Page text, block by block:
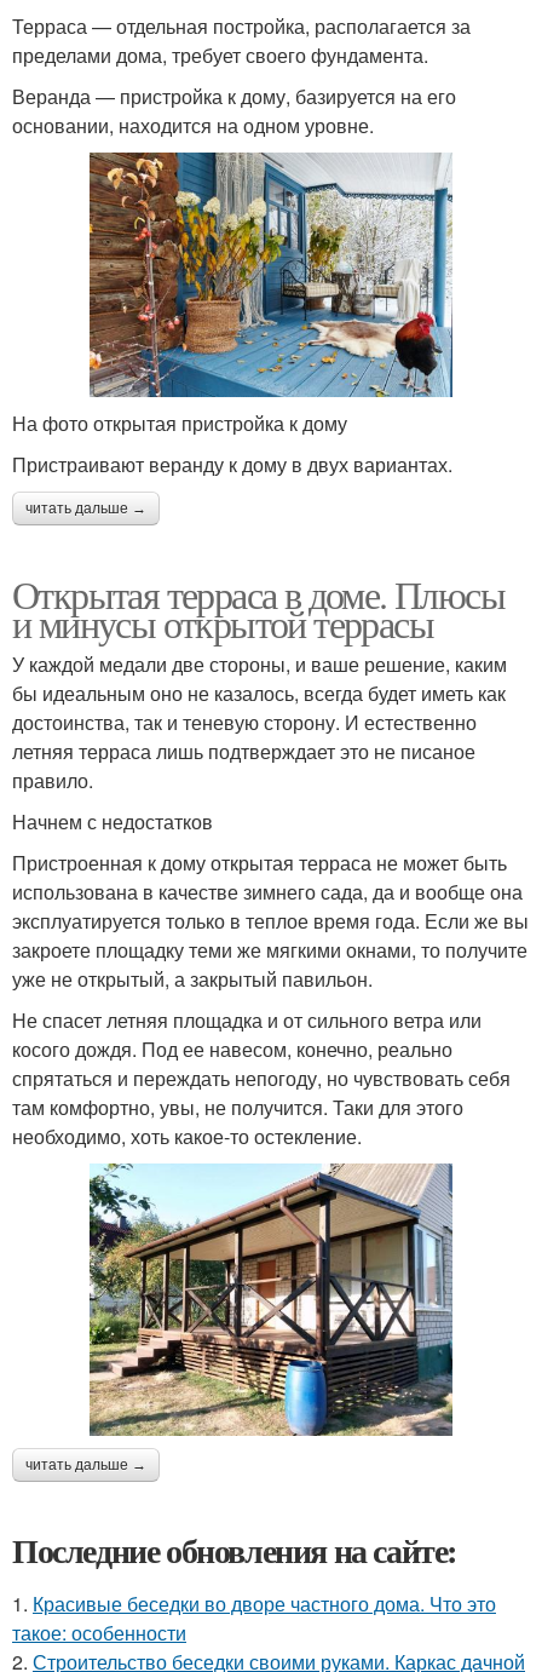
Терраса — отдельная постройка, располагается за
пределами дома, требует своего фундамента.
Веранда — пристройка к дому, базируется на его
основании, находится на одном уровне.
На фото открытая пристройка к дому
Пристраивают веранду к дому в двух вариантах.
читать дальше →
Открытая терраса в доме. Плюсы
и минусы открытой террасы
У каждой медали две стороны, и ваше решение, каким
бы идеальным оно не казалось, всегда будет иметь как
достоинства, так и теневую сторону. И естественно
летняя терраса лишь подтверждает это не писаное
правило.
Начнем с недостатков
Пристроенная к дому открытая терраса не может быть
использована в качестве зимнего сада, да и вообще она
эксплуатируется только в теплое время года. Если же вы
закроете площадку теми же мягкими окнами, то получите
уже не открытый, а закрытый павильон.
Не спасет летняя площадка и от сильного ветра или
косого дождя. Под ее навесом, конечно, реально
спрятаться и переждать непогоду, но чувствовать себя
там комфортно, увы, не получится. Таки для этого
необходимо, хоть какое-то остекление.
читать дальше →
Последние обновления на сайте:
1. Красивые беседки во дворе частного дома. Что это
такое: особенности
2. Строительство беседки своими руками. Каркас дачной